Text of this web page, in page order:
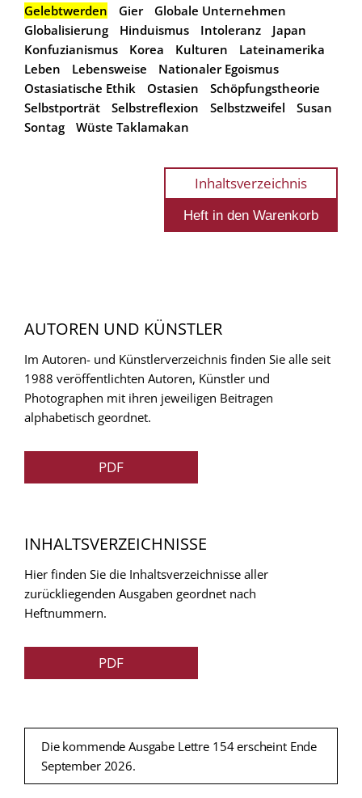
Gelebtwerden
Gier
Globale Unternehmen
Globalisierung
Hinduismus Intoleranz
Japan
Konfuzianismus
Korea Kulturen
Lateinamerika
Leben
Lebensweise
Nationaler Egoismus
Ostasiatische Ethik
Ostasien
Schöpfungstheorie
Selbstporträt
Selbstreflexion Selbstzweifel
Susan
Sontag
Wüste Taklamakan
Inhaltsverzeichnis
AUTOREN UND KÜNSTLER
Im Autoren- und Künstlerverzeichnis finden Sie alle seit
1988 veröffentlichten Autoren, Künstler und
Photographen mit ihren jeweiligen Beitragen
alphabetisch geordnet.
PDF
INHALTSVERZEICHNISSE
Hier finden Sie die Inhaltsverzeichnisse aller
zurückliegenden Ausgaben geordnet nach
Heftnummern.
PDF
Die kommende Ausgabe Lettre 154 erscheint Ende
September 2026.